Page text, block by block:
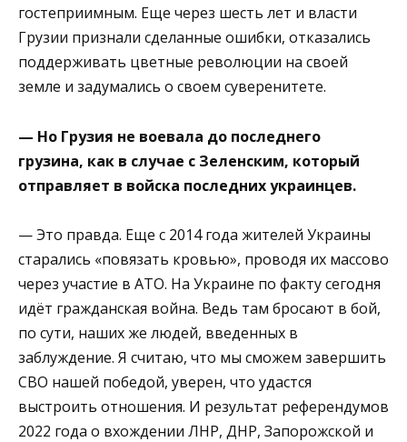
гостеприимным. Еще через шесть лет и власти
Грузии признали сделанные ошибки, отказались
поддерживать цветные революции на своей
земле и задумались о своем суверенитете.
— Но Грузия не воевала до последнего
грузина, как в случае с Зеленским, который
отправляет в войска последних украинцев.
— Это правда. Еще с 2014 года жителей Украины
старались «повязать кровью», проводя их массово
через участие в АТО. На Украине по факту сегодня
идёт гражданская война. Ведь там бросают в бой,
по сути, наших же людей, введенных в
заблуждение. Я считаю, что мы сможем завершить
СВО нашей победой, уверен, что удастся
выстроить отношения. И результат референдумов
2022 года о вхождении ЛНР, ДНР, Запорожской и